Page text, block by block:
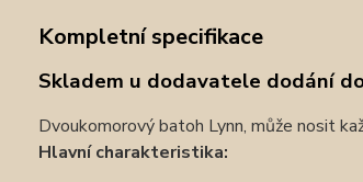
Kompletní specifikace
Skladem u dodavatele dodání
Dvoukomorový batoh Lynn, může nosit
Hlavní charakteristika: